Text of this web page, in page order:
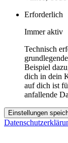
Erforderlich
Immer aktiv
Technisch
Beispiel
dich in dein
auf dich ist
anfallende
Einstellungen